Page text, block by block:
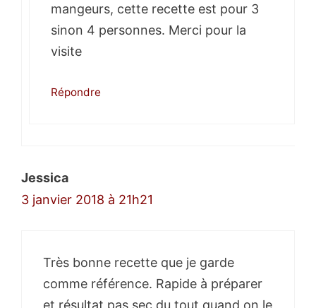
mangeurs, cette recette est pour 3
sinon 4 personnes. Merci pour la
visite
Répondre
Jessica
3 janvier 2018 à 21h21
Très bonne recette que je garde
comme référence. Rapide à préparer
et résultat pas sec du tout quand on le